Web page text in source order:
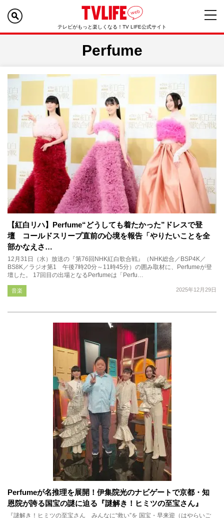
テレビがもっと楽しくなる！TV LIFE公式サイト
Perfume
【紅白リハ】Perfume“どうしても着たかった”ドレスで登
壇 コールドスリープ直前の心境を報告「やりたいことを全
部かなえさ…
12月31日（水）放送の『第76回NHK紅白歌合戦』（NHK総合／BSP4K／
BS8K／ラジオ第1 午後7時20分～11時45分）の囲み取材に、Perfumeが登
壇した。 17回目の出場となるPerfumeは「Perfu…
2025年12月29日
音楽
Perfumeが名推理を展開！伊集院光のナビゲートで京都・知
恩院が誇る国宝の謎に迫る『謎解き！ヒミツの至宝さん』
『謎解き！ヒミツの至宝さん みんなに“救い”を 国宝・早来迎（はやらいご